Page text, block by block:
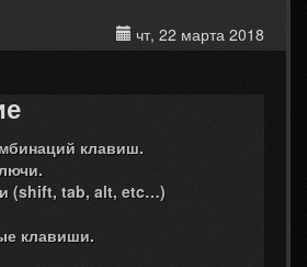
чт, 22 марта 2018
клавиш.
(shift, tab, alt, etc…)
клавиши.